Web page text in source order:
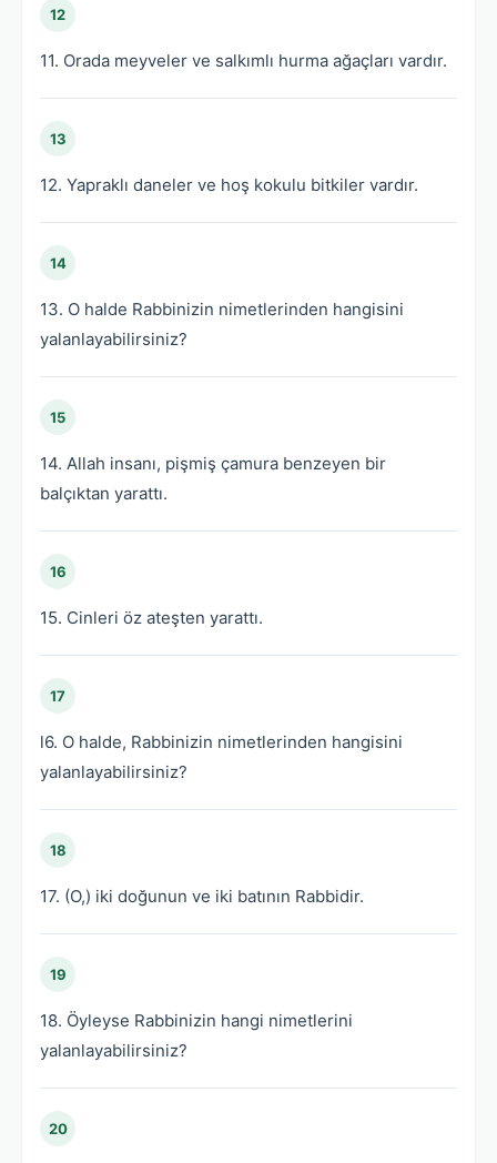
12
11. Orada meyveler ve salkımlı hurma ağaçları vardır.
13
12. Yapraklı daneler ve hoş kokulu bitkiler vardır.
14
13. O halde Rabbinizin nimetlerinden hangisini
yalanlayabilirsiniz?
15
14. Allah insanı, pişmiş çamura benzeyen bir
balçıktan yarattı.
16
15. Cinleri öz ateşten yarattı.
17
l6. O halde, Rabbinizin nimetlerinden hangisini
yalanlayabilirsiniz?
18
17. (O,) iki doğunun ve iki batının Rabbidir.
19
18. Öyleyse Rabbinizin hangi nimetlerini
yalanlayabilirsiniz?
20